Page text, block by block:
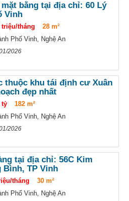
bằng tại địa chỉ: 60 Lý
Vinh
triệu/tháng
28 m²
Phố Vinh, Nghệ An
2026
thuộc khu tái định cư Xuân
đẹp nhất
tỷ
182 m²
Phố Vinh, Nghệ An
2026
tại địa chỉ: 56C Kim
TP Vinh
tháng
30 m²
Phố Vinh, Nghệ An